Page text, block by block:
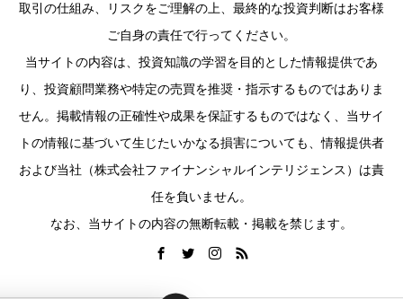
取引の仕組み、リスクをご理解の上、最終的な投資判断はお客様
ご自身の責任で行ってください。
当サイトの内容は、投資知識の学習を目的とした情報提供であ
り、投資顧問業務や特定の売買を推奨・指示するものではありま
せん。掲載情報の正確性や成果を保証するものではなく、当サイ
トの情報に基づいて生じたいかなる損害についても、情報提供者
および当社（株式会社ファイナンシャルインテリジェンス）は責
任を負いません。
なお、当サイトの内容の無断転載・掲載を禁じます。